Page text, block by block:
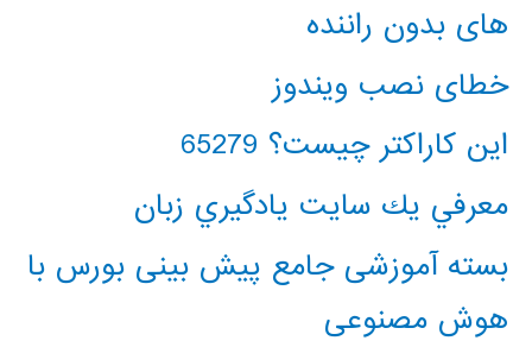
های بدون راننده
خطای نصب ویندوز
این کاراکتر چیست؟ 65279
معرفي يك سايت يادگيري زبان
بسته آموزشی جامع پیش بینی بورس با
هوش مصنوعی